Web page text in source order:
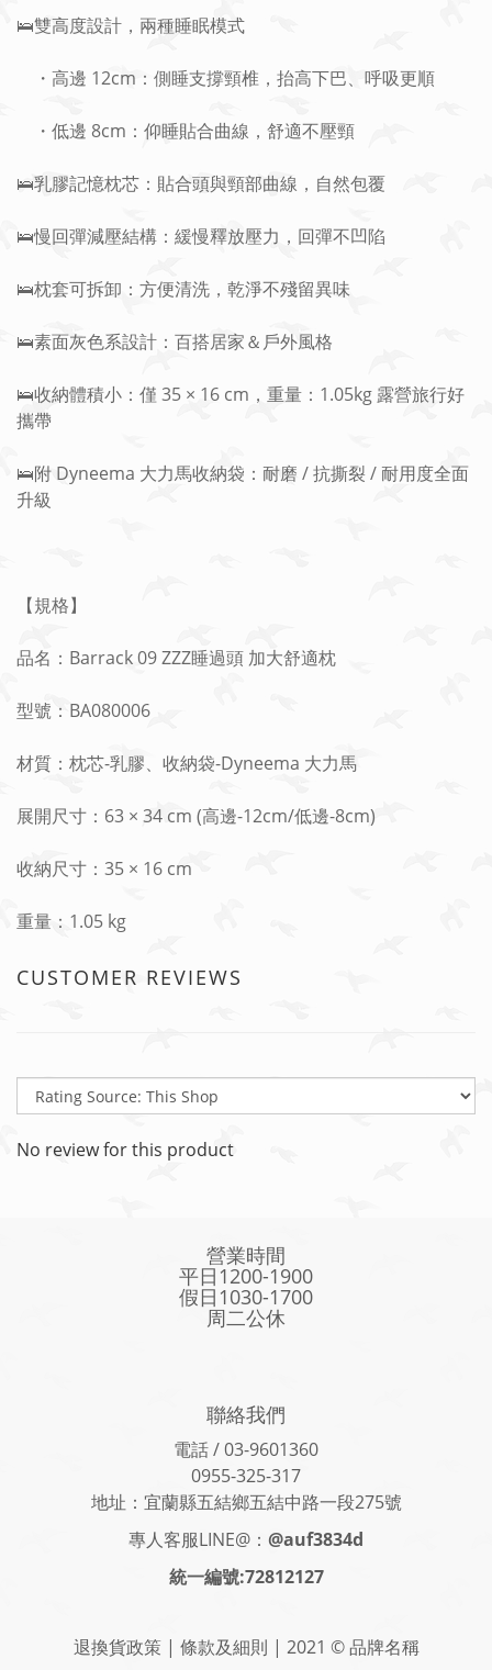
🛌雙高度設計，兩種睡眠模式
・高邊 12cm：側睡支撐頸椎，抬高下巴、呼吸更順
・低邊 8cm：仰睡貼合曲線，舒適不壓頸
🛌乳膠記憶枕芯：貼合頭與頸部曲線，自然包覆
🛌慢回彈減壓結構：緩慢釋放壓力，回彈不凹陷
🛌枕套可拆卸：方便清洗，乾淨不殘留異味
🛌素面灰色系設計：百搭居家＆戶外風格
🛌收納體積小：僅 35 × 16 cm，重量：1.05kg 露營旅行好
攜帶
🛌附 Dyneema 大力馬收納袋：耐磨 / 抗撕裂 / 耐用度全面
升級
【規格】
品名：Barrack 09 ZZZ睡過頭 加大舒適枕
型號：BA080006
材質：枕芯-乳膠、收納袋-Dyneema 大力馬
展開尺寸：63 × 34 cm (高邊-12cm/低邊-8cm)
收納尺寸：35 × 16 cm
重量：1.05 kg
CUSTOMER REVIEWS
No review for this product
營業時間
平日1200-1900
假日1030-1700
周二公休
聯絡我們
電話 / 03-9601360
0955-325-317
地址：宜蘭縣五結鄉五結中路一段275號
專人客服LINE@： @auf3834d
統一編號:72812127
退換貨政策 | 條款及細則 | 2021 © 品牌名稱